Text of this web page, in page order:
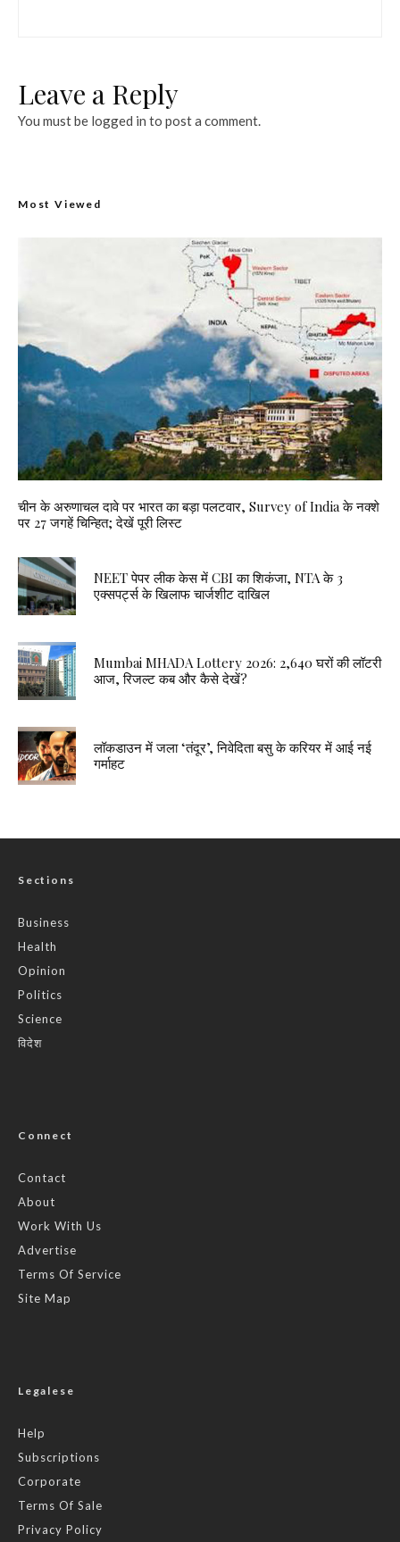
Leave a Reply
You must be logged in to post a comment.
Most Viewed
चीन के अरुणाचल दावे पर भारत का बड़ा पलटवार, Survey of India के नक्शे
पर 27 जगहें चिन्हित; देखें पूरी लिस्ट
NEET पेपर लीक केस में CBI का शिकंजा, NTA के 3
एक्सपर्ट्स के खिलाफ चार्जशीट दाखिल
Mumbai MHADA Lottery 2026: 2,640 घरों की लॉटरी
आज, रिजल्ट कब और कैसे देखें?
लॉकडाउन में जला ‘तंदूर’, निवेदिता बसु के करियर में आई नई
गर्माहट
Sections
Business
Health
Opinion
Politics
Science
विदेश
Connect
Contact
About
Work With Us
Advertise
Terms Of Service
Site Map
Legalese
Help
Subscriptions
Corporate
Terms Of Sale
Privacy Policy